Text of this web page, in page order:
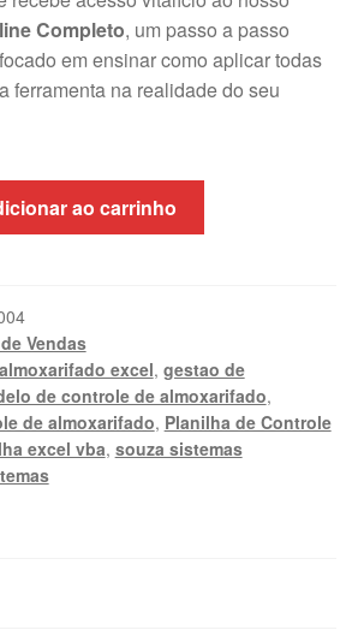
Completo, um passo a passo
em ensinar como aplicar todas
ferramenta na realidade do seu
ao carrinho
Vendas
excel, gestao de
de controle de almoxarifado,
de almoxarifado, Planilha de Controle
excel vba, souza sistemas